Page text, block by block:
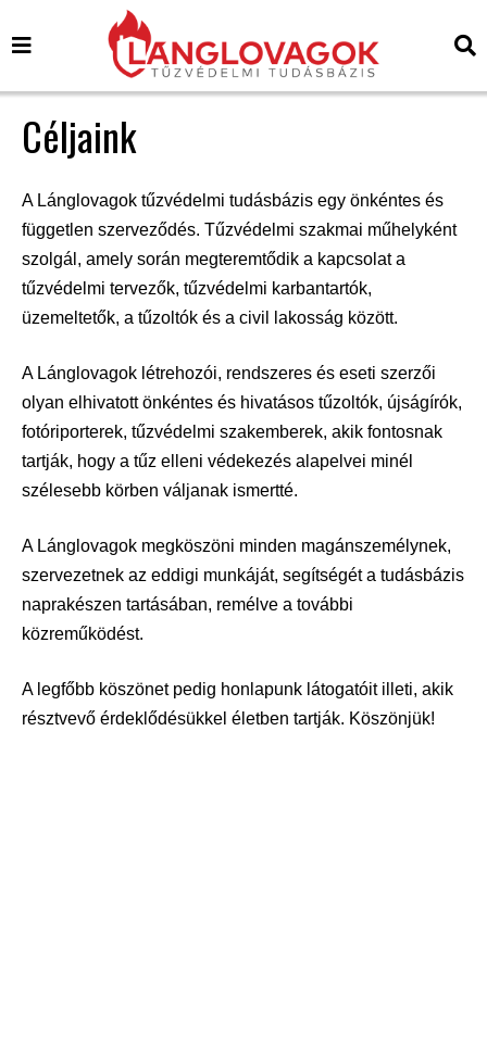
Céljaink
A Lánglovagok tűzvédelmi tudásbázis egy önkéntes és
független szerveződés. Tűzvédelmi szakmai műhelyként
szolgál, amely során megteremtődik a kapcsolat a
tűzvédelmi tervezők, tűzvédelmi karbantartók,
üzemeltetők, a tűzoltók és a civil lakosság között.
A Lánglovagok létrehozói, rendszeres és eseti szerzői
olyan elhivatott önkéntes és hivatásos tűzoltók, újságírók,
fotóriporterek, tűzvédelmi szakemberek, akik fontosnak
tartják, hogy a tűz elleni védekezés alapelvei minél
szélesebb körben váljanak ismertté.
A Lánglovagok megköszöni minden magánszemélynek,
szervezetnek az eddigi munkáját, segítségét a tudásbázis
naprakészen tartásában, remélve a további
közreműködést.
A legfőbb köszönet pedig honlapunk látogatóit illeti, akik
résztvevő érdeklődésükkel életben tartják. Köszönjük!